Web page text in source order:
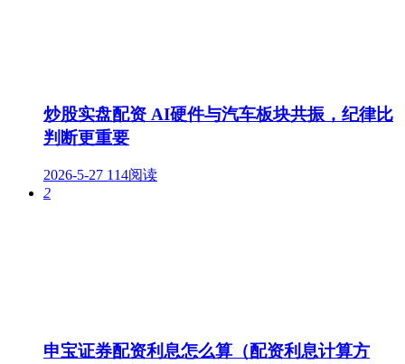
炒股实盘配资 AI硬件与汽车板块共振，纪律比
判断更重要
2026-5-27 114阅读
2
申宝证券配资利息怎么算（配资利息计算方